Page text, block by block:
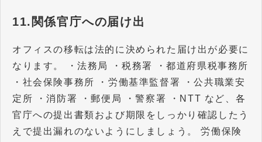
11.関係官庁への届け出
オフィスの移転は法的に決められた届け出が必要に
なります。 ・法務局 ・税務署 ・都道府県税事務所
・社会保険事務所 ・労働基準監督署 ・公共職業安
定所 ・消防署 ・郵便局 ・警察署 ・NTT など、各
官庁への提出書類および期限をしっかり確認したう
えで提出漏れのないようにしましょう。 労働保険